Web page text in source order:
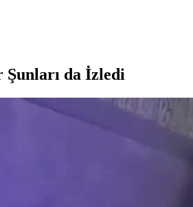
da İzledi